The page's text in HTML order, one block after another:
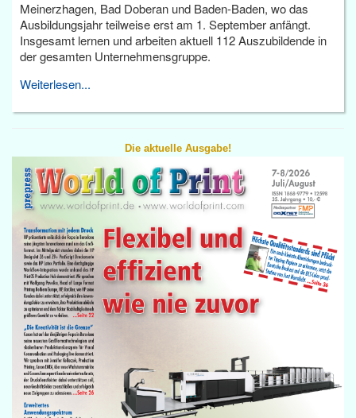
Meinerzhagen, Bad Doberan und Baden-Baden, wo das
Ausbildungsjahr teilweise erst am 1. September anfängt.
Insgesamt lernen und arbeiten aktuell 112 Auszubildende in
der gesamten Unternehmensgruppe.
Weiterlesen...
Die aktuelle Ausgabe!